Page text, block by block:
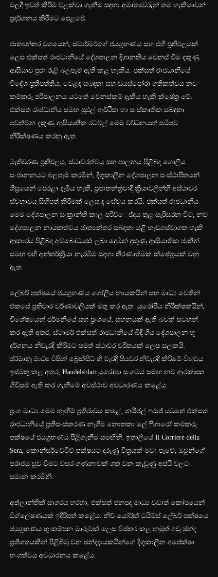
වලදී ඉවත් කිරීම වළක්වා ගැනීම සඳහා අමාත්‍යවරුන් තම හැකියාවන්
ප්‍රදර්ශනය කිරීමට පෙළඹේ.
ජාත්‍යන්තර වශයෙන්, ස්ටාර්මර්ගේ ජයග්‍රහණය සහ එහි ප්‍රතිඵලයක්
ලෙස එක්සත් රාජධානියේ දේශපාලන දිශානතිය වෙනස් වීම දකුණු
ආසියාව පුරා රැළි බලපෑම් ඇති කළ හැකිය. එක්සත් රාජධානියේ
විදේශ ප්‍රතිපත්තිය, වෙළඳ සබඳතා සහ ඩයස්පෝරා ගතිකත්වය නව
කම්කරු පරිපාලනය යටතේ වෙනස්කම් දැකිය හැකි ක්ෂේත්‍ර වේ.
එක්සත් රාජධානිය සමඟ පුළුල් ආර්ථික හා සංස්කෘතික සබඳතා
පවත්වන දකුණු ආසියාතික රටවල් මෙම වර්ධනයන් සමීපව
නිරීක්ෂණය කරනු ඇත.
මැතිවරණ ප්‍රතිඵලය, ස්ථාවරත්වය සහ පාලනය පිළිබඳ ගෝලීය
සංජානනයට බලපෑම් කරමින්, දිගුකාලීන දේශපාලන සංස්ථාපිතයන්
ශීඝ්‍රයෙන් පෙරළා දැමිය හැකි, ප්‍රජාතන්ත්‍රවාදී ක්‍රියාවලීන්හි අස්ථාවර
ස්වභාවය සිහිපත් කිරීමක් ලෙස ද සේවය කරයි. එක්සත් රාජධානිය
මෙම දේශපාලන සංක්‍රාන්ති කාල පරිච්ෙඡ්දය තුළ සැරිසරන විට, නව
දේශපාලන නායකත්වය ජාත්‍යන්තර සබඳතා යළි හැඩගස්වාගත හැකි
ආකාරය පිළිබඳ අවබෝධයක් ලබා දෙමින් දකුණු ආසියාතික ජාතීන්
සමඟ එහි අන්තර්ක්‍රියා නැරඹීම සඳහා තීරණාත්මක ක්ෂේත්‍රයක් වනු
ඇත.
ලේබර් පක්ෂයේ ජයග්‍රහණය ගෝලීය නායකයින් සහ මාධ්‍ය වෙතින්
එකසේ ප්‍රතිචාර වර්ණාවලියක් මතු කර ඇත. යුරෝපීය නිරීක්ෂකයින්,
විශේෂයෙන් ජර්මනියේ සහ ප්‍රංශයේ, සහනයක් ඇති බවක් සටහන්
කර ඇති අතර, ස්ටාමර් එක්සත් රාජධානියේ බිඳී ගිය දේශපාලන භූ
දර්ශනය නිවැරදි කිරීමට සමත් ස්ථාවර චරිතයක් ලෙස සලකයි.
ජර්මානු මාධ්‍ය විසින් බ්‍රෙක්සිට් හි වැරදි පියවර නිවැරදි කිරීමේ විභවය
ඉස්මතු කළ අතර, Handelsblatt යුරෝපා සංගමය සමඟ නව ආරක්ෂක
ගිවිසුම් ඇති කර ගැනීමේ අවස්ථාව අවධාරණය කළේය.
ප්‍රංශ මාධ්‍ය මෙම හැඟීම් ප්‍රතිරාවය කළේ, නයිජල් ෆරාජ් යටතේ එක්සත්
රාජධානියේ ප්‍රතිසංස්කරණ නැගීම නොතකා ලේ ෆිගාරෝ කම්කරු
පක්ෂයේ ජයග්‍රහණය පිළිගැනීම සමඟිනි. ඉතාලියේ Il Corriere della
Sera, කොන්සර්වේටිව් පක්ෂයට දරුණු චිත්‍රයක් මවා පෑවේ, ඔවුන්ගේ
පරාජය සුව වීමට වසර ගණනාවක් ගත වන කැඩුණු අස්ථි වලට
සමාන කරමිනි.
අත්ලාන්තික් සාගරය හරහා, එක්සත් ජනපද මාධ්‍ය වඩාත් කෝපයෙන්
විශ්ලේෂණයක් ඉදිරිපත් කළේය. නිව් යෝර්ක් ටයිම්ස් ලේබර් පක්ෂයේ
ජයග්‍රහණය භූ කම්පන මාරුවක් ලෙස විස්තර කළ නමුත් අඩු ඡන්ද
ප්‍රතිශතයකින් පිළිබිඹු වන ඡන්දදායකයින්ගේ දිගුකාලීන අපේක්ෂා
භංගත්වය අවධාරනය කළේය.